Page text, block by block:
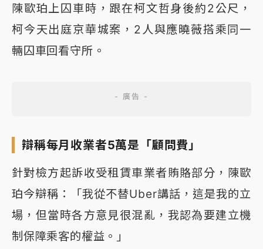
陳歐珀上囚車時，跟在柯文哲身後約2公尺，
柯今天出庭京華城案，2人與應曉薇搭乘同一
輛囚車回看守所。
辯稱每月收業者5萬是「顧問費」
針對檢方起訴收受租賃車業者賄賂部分，陳歐
珀今辯稱：「我從不替Uber講話，這是我的立
場，但當時各方意見很混亂，我認為要建立機
制保障乘客的權益。」